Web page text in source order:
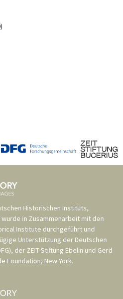
Historischen Instituts,
wurde in Zusammenarbeit mit den
Institute durchgeführt und
Unterstützung der Deutschen
, der ZEIT-Stiftung Ebelin und Gerd
Foundation, New York.